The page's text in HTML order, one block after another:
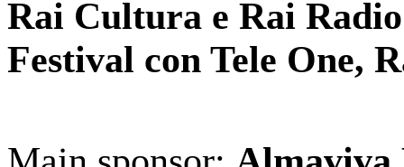
Rai Cultura e Rai
Festival con Tele One,